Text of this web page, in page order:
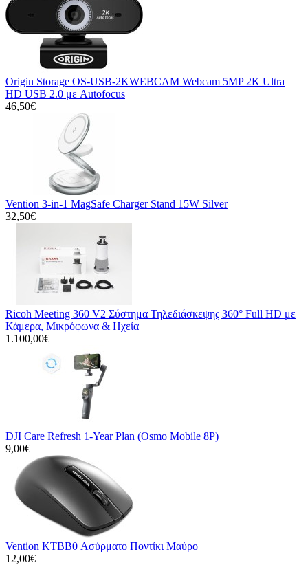
Origin Storage OS-USB-2KWEBCAM Webcam 5MP 2K Ultra
HD USB 2.0 με Autofocus
46,50€
Vention 3-in-1 MagSafe Charger Stand 15W Silver
32,50€
Ricoh Meeting 360 V2 Σύστημα Τηλεδιάσκεψης 360° Full HD με
Κάμερα, Μικρόφωνα & Ηχεία
1.100,00€
DJI Care Refresh 1-Year Plan (Osmo Mobile 8P)
9,00€
Vention KTBB0 Ασύρματο Ποντίκι Μαύρο
12,00€